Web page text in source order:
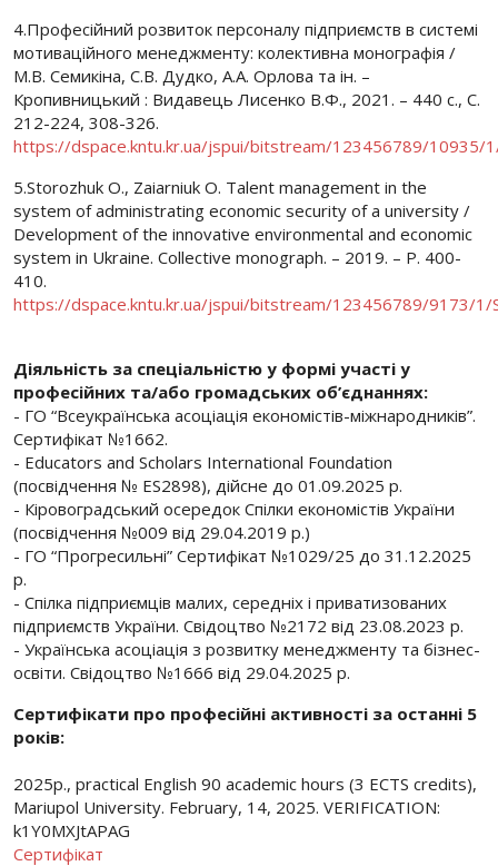
4.Професійний розвиток персоналу підприємств в системі
мотиваційного менеджменту: колективна монографія /
М.В. Семикіна, С.В. Дудко, А.А. Орлова та ін. –
Кропивницький : Видавець Лисенко В.Ф., 2021. – 440 с., С.
212-224, 308-326.
https://dspace.kntu.kr.ua/jspui/bitstream/123456789/10935/
5.Storozhuk O., Zaiarniuk O. Talent management in the
system of administrating economic security of a university /
Development of the innovative environmental and economic
system in Ukraine. Collective monograph. – 2019. – P. 400-
410.
https://dspace.kntu.kr.ua/jspui/bitstream/123456789/9173/1/
Діяльність за спеціальністю у формі участі у
професійних та/або громадських об’єднаннях:
- ГО “Всеукраїнська асоціація економістів-міжнародників”.
Сертифікат №1662.
- Educators and Scholars International Foundation
(посвідчення № ES2898), дійсне до 01.09.2025 р.
- Кіровоградський осередок Спілки економістів України
(посвідчення №009 від 29.04.2019 р.)
- ГО “Прогресильні” Сертифікат №1029/25 до 31.12.2025
р.
- Спілка підприємців малих, середніх і приватизованих
підприємств України. Свідоцтво №2172 від 23.08.2023 р.
- Українська асоціація з розвитку менеджменту та бізнес-
освіти. Свідоцтво №1666 від 29.04.2025 р.
Сертифікати про професійні активності за останні 5
років:
2025р., рractical English 90 academic hours (3 ECTS credits),
Mariupol University. February, 14, 2025. VERIFICATION:
k1Y0MXJtAPAG
Сертифікат